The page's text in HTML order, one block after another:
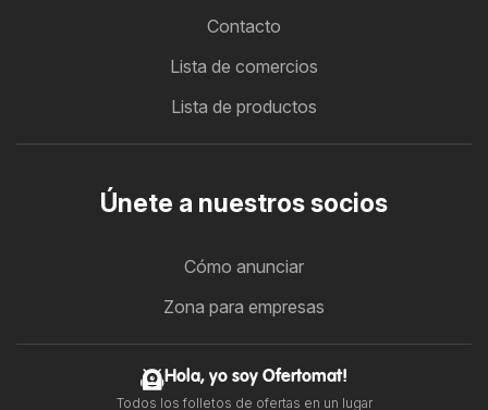
Contacto
Lista de comercios
Lista de productos
Únete a nuestros socios
Cómo anunciar
Zona para empresas
Hola, yo soy Ofertomat!
Todos los folletos de ofertas en un lugar